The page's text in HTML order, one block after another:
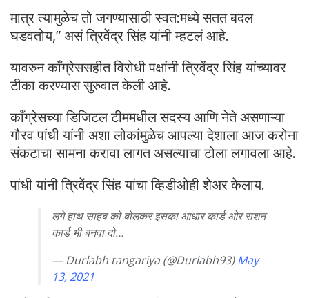
मात्र त्यामुळेच तो जगण्यासाठी स्वत:मध्ये सतत बदल
घडवतोय,” असं त्रिवेंद्र सिंह यांनी म्हटलं आहे.
यावरुन काँग्रेससहीत विरोधी पक्षांनी त्रिवेंद्र सिंह यांच्यावर
टीका करण्यास सुरुवात केली आहे.
काँग्रेसच्या डिजिटल टीममधील सदस्य आणि नेते असणाऱ्या
गौरव पांधी यांनी अशा लोकांमुळेच आपल्या देशाला आज करोना
संकटाचा सामना करावा लागत असल्याचा टोला लगावला आहे.
पांधी यांनी त्रिवेंद्र सिंह यांचा व्हिडीओही शेअर केलाय.
लगे हाथ साहब को बोलकर इसका आधार कार्ड ओर राशन
कार्ड भी बनवा दो…
— Durlabh tangariya (@Durlabh93)May
13, 2021